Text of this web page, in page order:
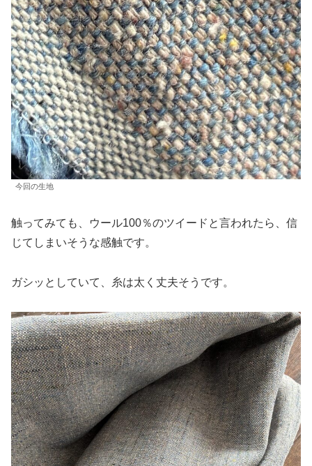
今回の生地
触ってみても、ウール100％のツイードと言われたら、信
じてしまいそうな感触です。
ガシッとしていて、糸は太く丈夫そうです。